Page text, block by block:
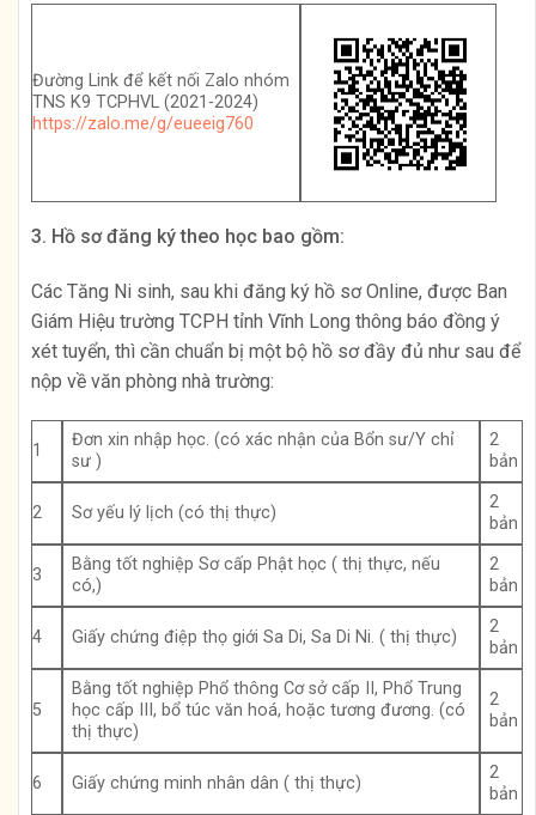
Đường Link để kết nối Zalo nhóm
TNS K9 TCPHVL (2021-2024)
https://zalo.me/g/eueeig760
3. Hồ sơ đăng ký theo học bao gồm:
Các Tăng Ni sinh, sau khi đăng ký hồ sơ Online, được Ban
Giám Hiệu trường TCPH tỉnh Vĩnh Long thông báo đồng ý
xét tuyển, thì cần chuẩn bị một bộ hồ sơ đầy đủ như sau để
nộp về văn phòng nhà trường:
1
Đơn xin nhập học. (có xác nhận của Bổn sư/Y chỉ
sư )
2
bản
2 Sơ yếu lý lịch (có thị thực)
2
bản
3
Bằng tốt nghiệp Sơ cấp Phật học ( thị thực, nếu
có,)
2
bản
4 Giấy chứng điệp thọ giới Sa Di, Sa Di Ni. ( thị thực)
2
bản
5
Bằng tốt nghiệp Phổ thông Cơ sở cấp II, Phổ Trung
học cấp III, bổ túc văn hoá, hoặc tương đương. (có
thị thực)
2
bản
6 Giấy chứng minh nhân dân ( thị thực)
2
bản